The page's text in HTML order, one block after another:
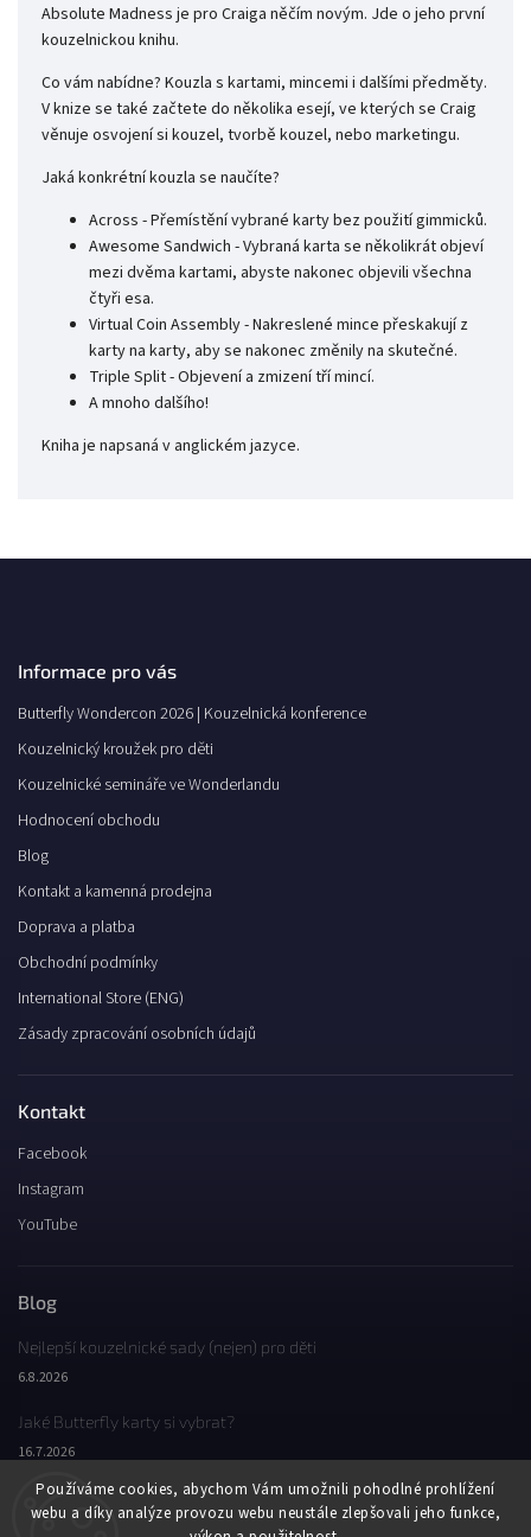
Používáme cookies, abychom Vám umožnili pohodlné prohlížení
webu a díky analýze provozu webu neustále zlepšovali jeho funkce,
Absolute Madness je pro Craiga něčím novým. Jde o jeho první
kouzelnickou knihu.
Co vám nabídne? Kouzla s kartami, mincemi i dalšími předměty.
V knize se také začtete do několika esejí, ve kterých se Craig
věnuje osvojení si kouzel, tvorbě kouzel, nebo marketingu.
Jaká konkrétní kouzla se naučíte?
Across - Přemístění vybrané karty bez použití gimmicků.
Awesome Sandwich - Vybraná karta se několikrát objeví
mezi dvěma kartami, abyste nakonec objevili všechna
čtyři esa.
Virtual Coin Assembly - Nakreslené mince přeskakují z
karty na karty, aby se nakonec změnily na skutečné.
Triple Split - Objevení a zmizení tří mincí.
A mnoho dalšího!
Kniha je napsaná v anglickém jazyce.
Informace pro vás
Butterfly Wondercon 2026 | Kouzelnická konference
Kouzelnický kroužek pro děti
Kouzelnické semináře ve Wonderlandu
Hodnocení obchodu
Blog
Kontakt a kamenná prodejna
Doprava a platba
Obchodní podmínky
International Store (ENG)
Zásady zpracování osobních údajů
Kontakt
Facebook
Instagram
YouTube
Blog
Nejlepší kouzelnické sady (nejen) pro děti
6.8.2026
Jaké Butterfly karty si vybrat?
16.7.2026
Jaký byl Butterfly Wondercon 2025?